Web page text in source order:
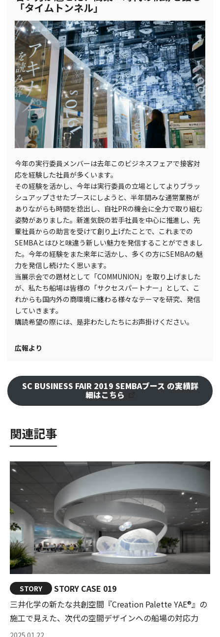
「タイムトンネル」
今年の実行委員メンバーは去年このビジネスフェアで接客対
応を経験した社員が多くいます。
その経験を活かし、今年は実行委員の立場としてよりブラッ
シュアップさせたブースにしようと、半年間みな通常業務が
ありながらも時間を捻出し、自社PRの機会に全力で取り組む
姿勢がありました。新進気鋭の若手社員を中心に推進し、先
輩社員からの助言を受けて創り上げたことで、これまでの
SEMBAとはひと味違う新しい魅力を発信することができまし
た。今年の経験をまた来年に活かし、多くの方にSEMBAの魅
力を発信し続けたく思います。
当展示会での題材として「COMMUNION」を取り上げました
が、私たち船場は皆様の「サクセスパートナー」として、こ
れからも国内外の商環境に纏わる様々なテーマを研究、発信
していきます。
購読希望の際には、是非わたしたちにお声掛けください。
広報より
SC BUSINESS FAIR 2019 SEMBAブース の実績詳
細はこちら
関連記事
STORY
STORY CASE 019
三井化学の新たな共創空間『Creation Palette YAE®』の
施工で見えた、次代の空間デザインへの船場の対応力